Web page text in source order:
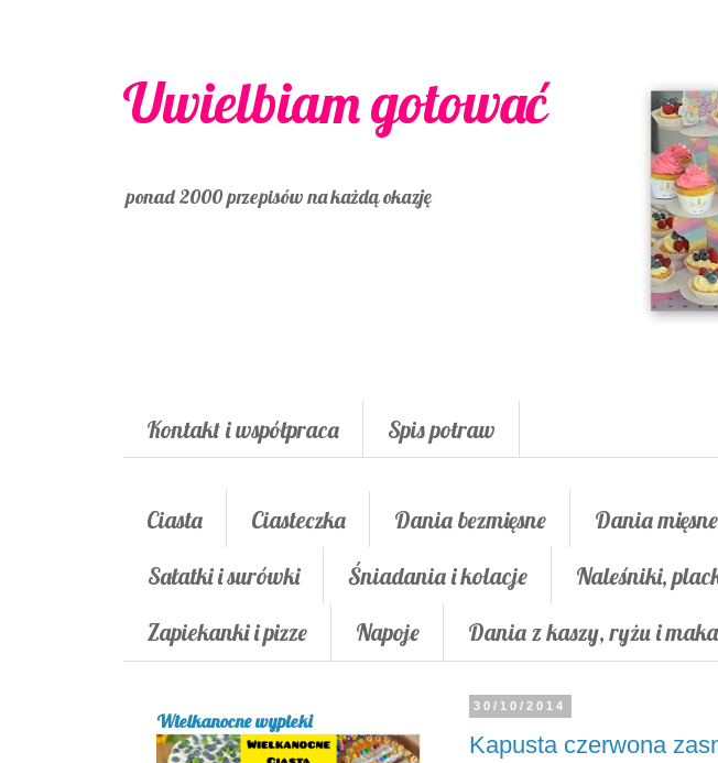
Uwielbiam gotować
ponad 2000 przepisów na każdą okazję
Kontakt i współpraca Spis potraw
Ciasta Ciasteczka Dania bezmięsne Dania mięsne
Sałatki i surówki
Śniadania i kolacje Naleśniki,
Zapiekanki i pizze
Napoje Dania z kaszy, ryżu i
30/10/2014
Kapusta czerwona
Wielkanocne wypieki